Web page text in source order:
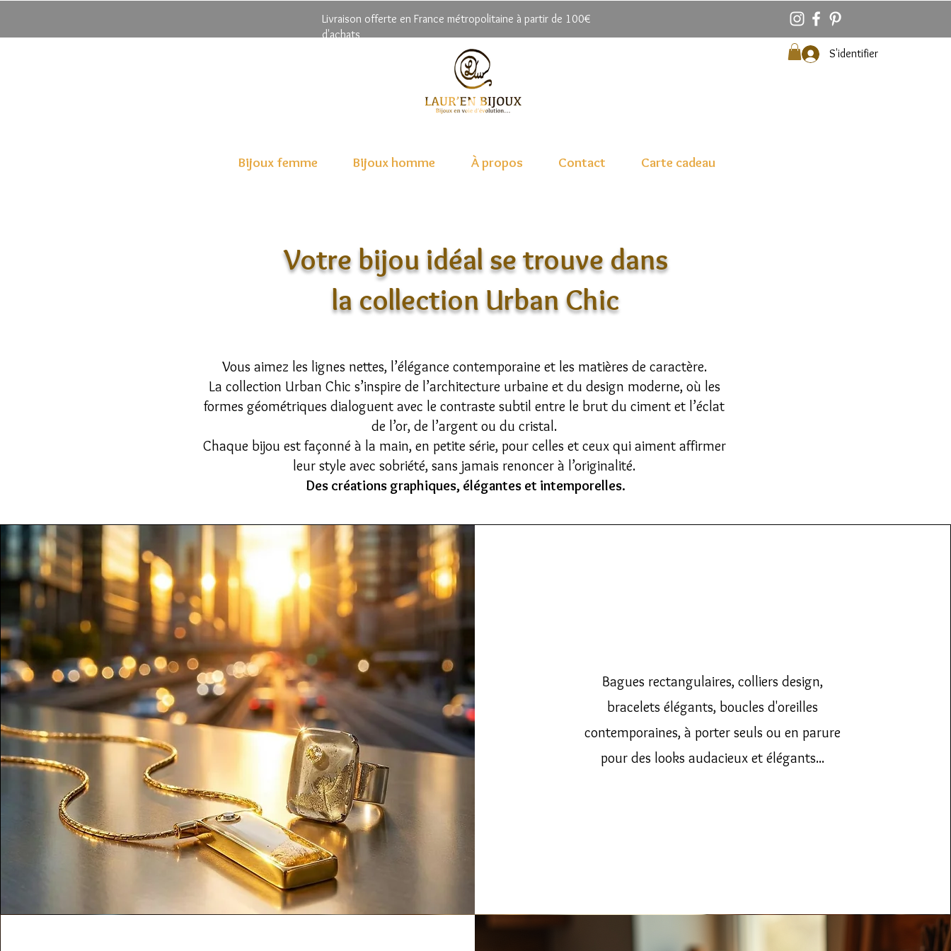
Livraison offerte en France métropolitaine à partir de 100€
d'achats
S'identifier
Bijoux femme Bijoux homme À propos Contact Carte cadeau
Votre bijou idéal se trouve dans
la collection Urban Chic
Vous aimez les lignes nettes, l’élégance contemporaine et les matières de caractère.
La collection Urban Chic s’inspire de l’architecture urbaine et du design moderne, où les
formes géométriques dialoguent avec le contraste subtil entre le brut du ciment et l’éclat
de l’or, de l’argent ou du cristal.
Chaque bijou est façonné à la main, en petite série, pour celles et ceux qui aiment affirmer
leur style avec sobriété, sans jamais renoncer à l’originalité.
Des créations graphiques, élégantes et intemporelles.
Bagues rectangulaires, colliers design,
bracelets élégants, boucles d'oreilles
contemporaines, à porter seuls ou en parure
pour des looks audacieux et élégants...